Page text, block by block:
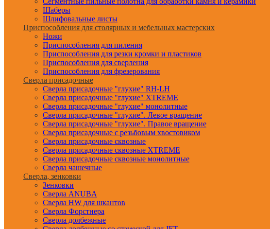
Шаберы
Шлифовальные листы
Приспособления для столярных и мебельных мастерских
Ножи
Приспособления для пиления
Приспособления для резки кромки и пластиков
Приспособления для сверления
Приспособления для фрезерования
Сверла присадочные
Сверла присадочные "глухие" RH-LH
Сверла присадочные "глухие" XTREME
Сверла присадочные "глухие" монолитные
Сверла присадочные "глухие". Левое вращение
Сверла присадочные "глухие". Правое вращение
Сверла присадочные с резьбовым хвостовиком
Сверла присадочные сквозные
Сверла присадочные сквозные XTREME
Сверла присадочные сквозные монолитные
Сверла чашечные
Сверла, зенковки
Зенковки
Сверла ANUBA
Сверла HW для шкантов
Сверла Форстнера
Сверла долбежные